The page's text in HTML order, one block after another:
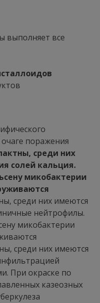
выполняет все
поражения
среди них
солей кальция.
микобактерии
среди них имеются
нейтрофилы.
микобактерии
среди них имеются
При окраске по
казеозных